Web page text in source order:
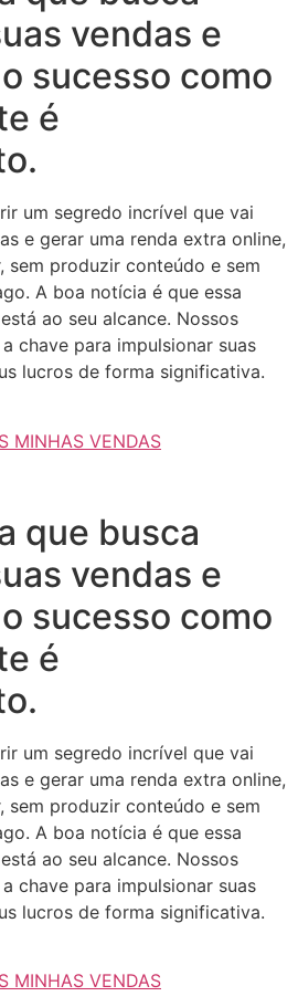
vendas e
sucesso como
é
um segredo incrível que vai
e gerar uma renda extra online,
sem produzir conteúdo e sem
A boa notícia é que essa
ao seu alcance. Nossos
chave para impulsionar suas
lucros de forma significativa.
MINHAS VENDAS
que busca
vendas e
sucesso como
é
um segredo incrível que vai
e gerar uma renda extra online,
sem produzir conteúdo e sem
A boa notícia é que essa
ao seu alcance. Nossos
chave para impulsionar suas
lucros de forma significativa.
MINHAS VENDAS